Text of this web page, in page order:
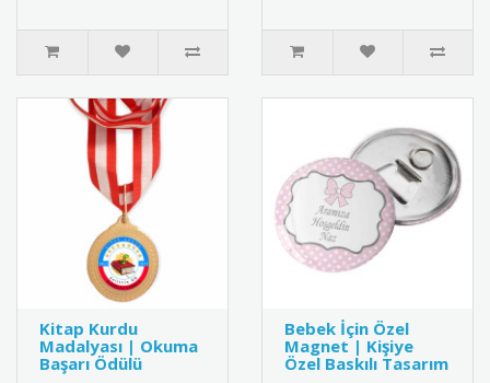
Kitap Kurdu
Madalyası | Okuma
Başarı Ödülü
Bebek İçin Özel
Magnet | Kişiye
Özel Baskılı Tasarım